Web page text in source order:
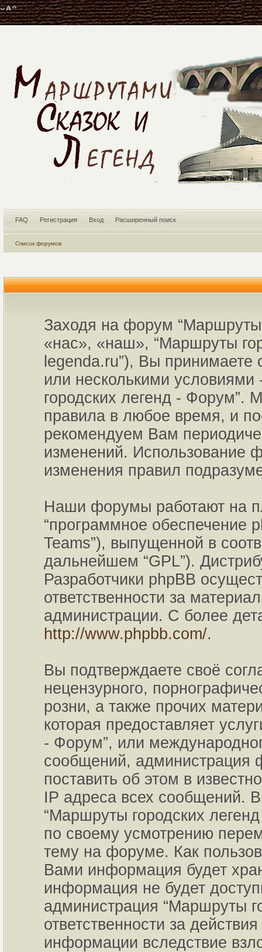
FAQ Регистрация Вход Расширенный поиск
Список форумов
Заходя на форум
«нас», «наш», “Маршруты
legenda.ru”), Вы
или несколькими
городских легенд - Форум”.
правила в любое время, и
рекомендуем Вам
изменений. Использование
изменения правил
Наши форумы работают на
“программное обеспечение
Teams”), выпущенной в
дальнейшем “GPL”).
Разработчики phpBB
ответственности за
администрации. С более
http://www.phpbb.com/.
Вы подтверждаете своё
нецензурного,
розни, а также прочих
которая предоставляет
- Форум”, или
сообщений, администрация
поставить об этом в
IP адреса всех сообщений.
“Маршруты городских
по своему усмотрению
тему на форуме. Как
Вами информация будет
информация не будет
администрация “Маршруты
ответственности за
информации вследствие